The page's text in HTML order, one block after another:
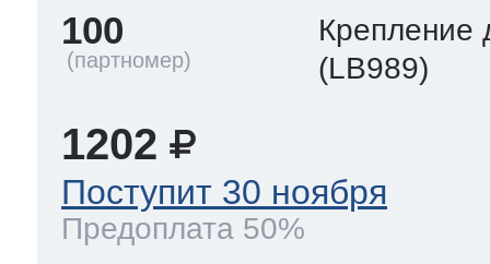
100
Крепление
(LB989)
1202
Поступит 30 ноября
Предоплата 50%